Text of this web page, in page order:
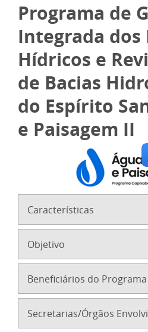
Programa de
Integrada dos
Hídricos e
de Bacias
do Espírito
e Paisagem II
Características
Objetivo
Beneficiários do Programa
Secretarias/Órgãos